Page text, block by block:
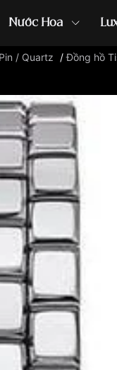
Nước Hoa
Đồng hồ casio đồng hồ G-
/ Quartz /Đồng hồ